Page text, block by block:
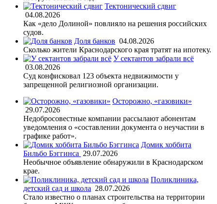
Тектонический сдвиг
04.08.2026
Как «дело Долиной» повлияло на решения российских
судов.
Доля банков 04.08.2026
Сколько жители Краснодарского края тратят на ипотеку.
У сектантов забрали всё
03.08.2026
Суд конфисковал 123 объекта недвижимости у
запрещенной религиозной организации.
Осторожно, «газовики»
29.07.2026
Недобросовестные компании рассылают абонентам
уведомления о «составлении документа о неучастии в
графике работ».
Домик хоббита
Бильбо Бэггинса 29.07.2026
Необычное объявление обнаружили в Краснодарском
крае.
Поликлиника,
детский сад и школа 28.07.2026
Стало известно о планах строительства на территории